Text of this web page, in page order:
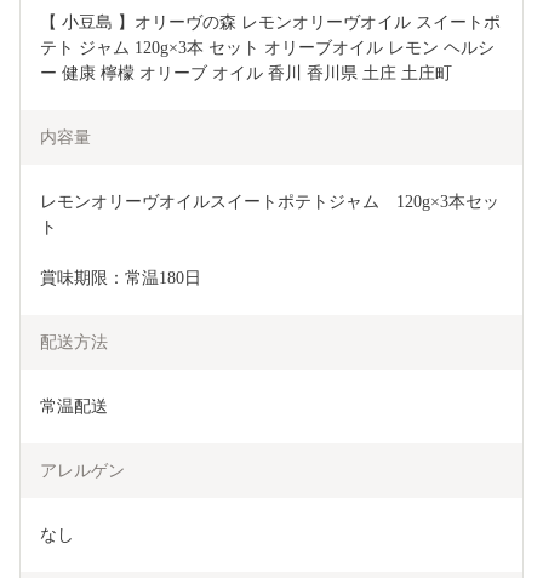
【 小豆島 】オリーヴの森 レモンオリーヴオイル スイートポ
テト ジャム 120g×3本 セット オリーブオイル レモン ヘルシ
ー 健康 檸檬 オリーブ オイル 香川 香川県 土庄 土庄町
内容量
レモンオリーヴオイルスイートポテトジャム　120g×3本セッ
ト
賞味期限：常温180日
配送方法
常温配送
アレルゲン
なし